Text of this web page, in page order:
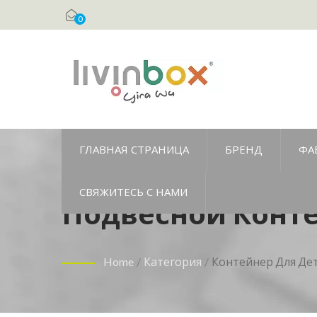
0
ГЛАВНАЯ СТРАНИЦА БРЕНД
СВЯЖИТЕСЬ С НАМИ
Подвесной
Хранения,
Контейнер Для
Home / Категория / Контейнер Для